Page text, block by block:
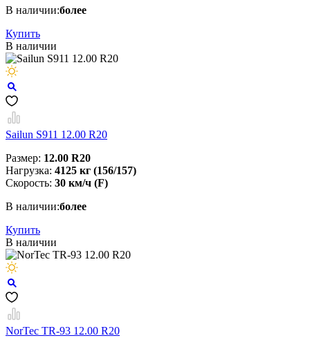
В наличии:более
Купить
В наличии
Sailun S911 12.00 R20
Размер: 12.00 R20
Нагрузка: 4125 кг (156/157)
Скорость: 30 км/ч (F)
В наличии:более
Купить
В наличии
NorTec TR-93 12.00 R20